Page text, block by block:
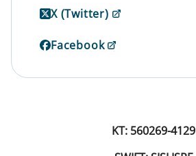
X (Twitter)
Facebook
KT: 560269-4129